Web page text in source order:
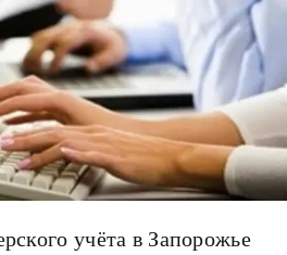
учёта в Запорожье